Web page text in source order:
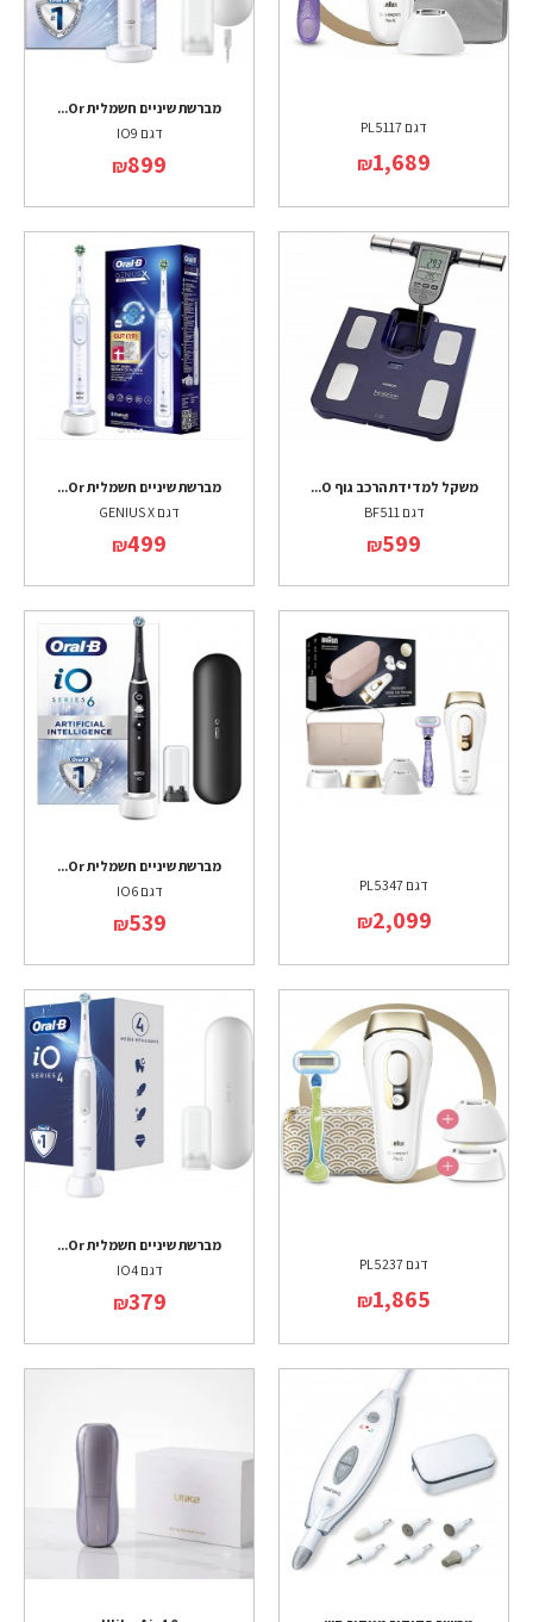
דגם PL5117
₪1,689
מברשת שיניים חשמלית Or...
דגם IO9
₪899
משקל למדידת הרכב גוף O...
דגם BF511
₪599
מברשת שיניים חשמלית Or...
דגם GENIUS X
₪499
דגם PL5347
₪2,099
מברשת שיניים חשמלית Or...
דגם IO6
₪539
דגם PL5237
₪1,865
מברשת שיניים חשמלית Or...
דגם IO4
₪379